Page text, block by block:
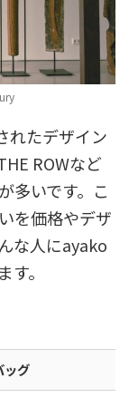
れたデザイン
ROWなど
多いです。こ
を価格やデザ
な人にayako
。
グ